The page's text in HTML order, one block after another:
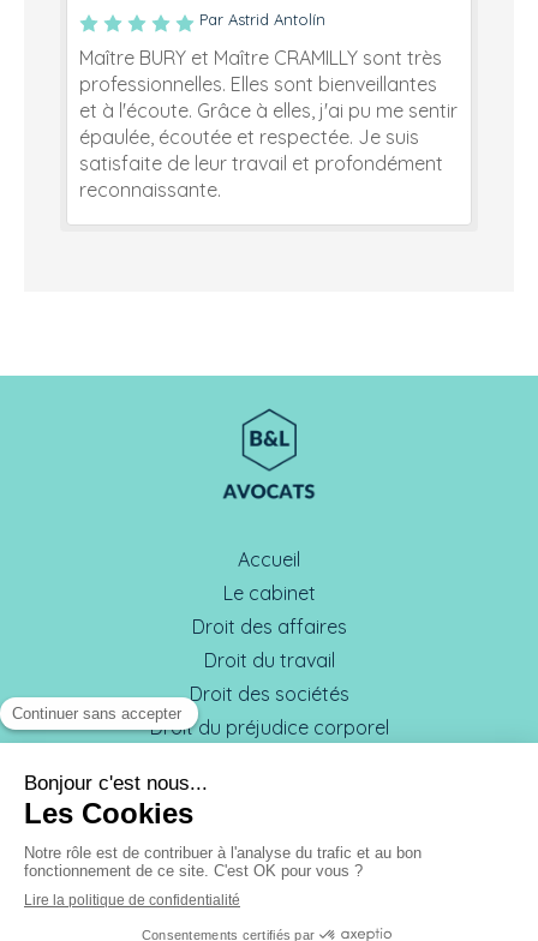
Par Astrid Antolín
Maître BURY et Maître CRAMILLY sont très
professionnelles. Elles sont bienveillantes
et à l'écoute. Grâce à elles, j'ai pu me sentir
épaulée, écoutée et respectée. Je suis
satisfaite de leur travail et profondément
reconnaissante.
Accueil
Le cabinet
Droit des affaires
Droit du travail
Droit des sociétés
Droit du préjudice corporel
Plan du site
Mentions légales